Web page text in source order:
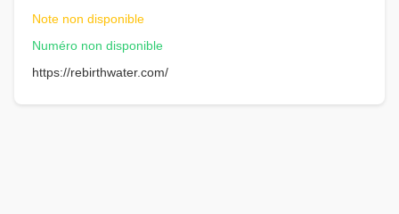
Note non disponible
Numéro non disponible
https://rebirthwater.com/